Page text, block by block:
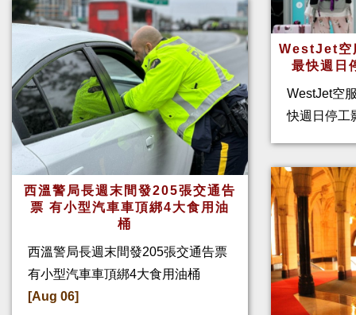
西溫警局長週末間發205張交通告
票 有小型汽車車頂綁4大食用油
桶
西溫警局長週末間發205張交通告票
有小型汽車車頂綁4大食用油桶
[Aug 06]
WestJet空
最快週日
WestJet空
快週日停工